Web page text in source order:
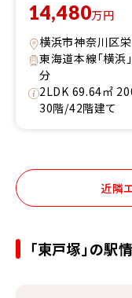
14,480万円
横浜市神奈川区
東海道本線「横
分
2LDK 69.64㎡
30階/42階建て
近隣
「東戸塚」の駅